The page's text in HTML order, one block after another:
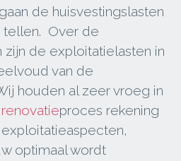
de huisvestingslasten
tellen. Over de
de exploitatielasten in
van de
houden al zeer vroeg in
renovatieproces rekening
optimaal wordt